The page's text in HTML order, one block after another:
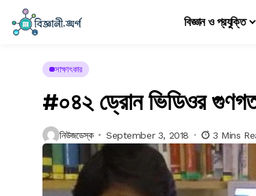
বিজ্ঞান ও প্রযুক্তি
সাক্ষাৎকার
#০৪২ ড্রোন ভিডিওর গুণগত
নিউজডেস্ক September 3, 2018 3 Mins